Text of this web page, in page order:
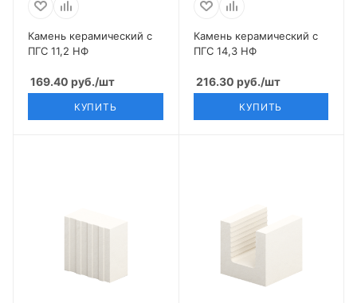
Камень керамический с
ПГС 11,2 НФ
169.40 руб./шт
КУПИТЬ
Камень керамический с
ПГС 14,3 НФ
216.30 руб./шт
КУПИТЬ